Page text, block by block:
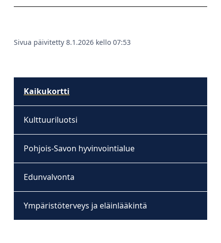
Sivua päivitetty 8.1.2026 kello 07:53
Kaikukortti
Kulttuuriluotsi
Pohjois-Savon hyvinvointialue
Edunvalvonta
Ympäristöterveys ja eläinlääkintä